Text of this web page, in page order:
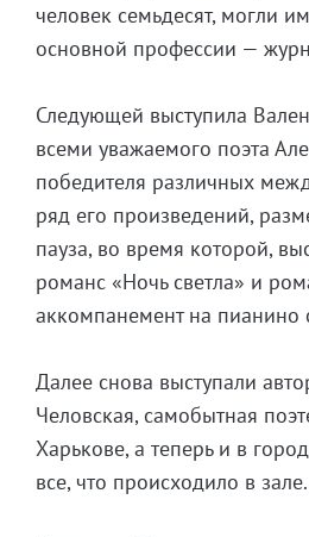
человек семьдесят, могли
основной профессии —
Следующей выступила
всеми уважаемого поэта
победителя различных
ряд его произведений,
пауза, во время которой,
романс «Ночь светла» и
аккомпанемент на пианино
Далее снова выступали
Человская, самобытная
Харькове, а теперь и в
все, что происходило в зале.